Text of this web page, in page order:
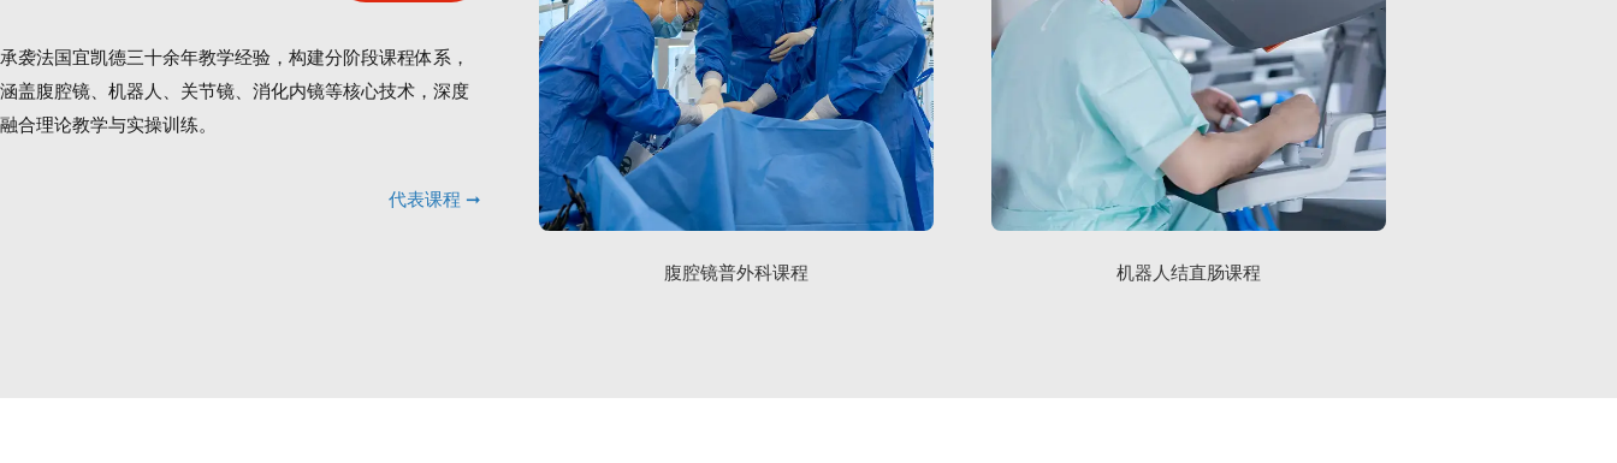
承袭法国宜凯德三十余年教学经验，构建分阶段课程体系，
涵盖腹腔镜、机器人、关节镜、消化内镜等核心技术，深度
融合理论教学与实操训练。
代表课程 ➞
腹腔镜普外科课程 机器人结直肠课程